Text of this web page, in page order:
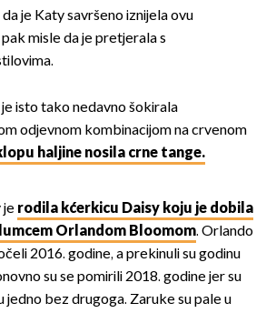
je Katy savršeno iznijela ovu
misle da je pretjerala s
isto tako nedavno šokirala
odjevnom kombinacijom na crvenom
haljine nosila crne tange.
je rodila kćerkicu Daisy koju je dobila
Orlandom Bloomom. Orlando
2016. godine, a prekinuli su godinu
su se pomirili 2018. godine jer su
jedno bez drugoga. Zaruke su pale u